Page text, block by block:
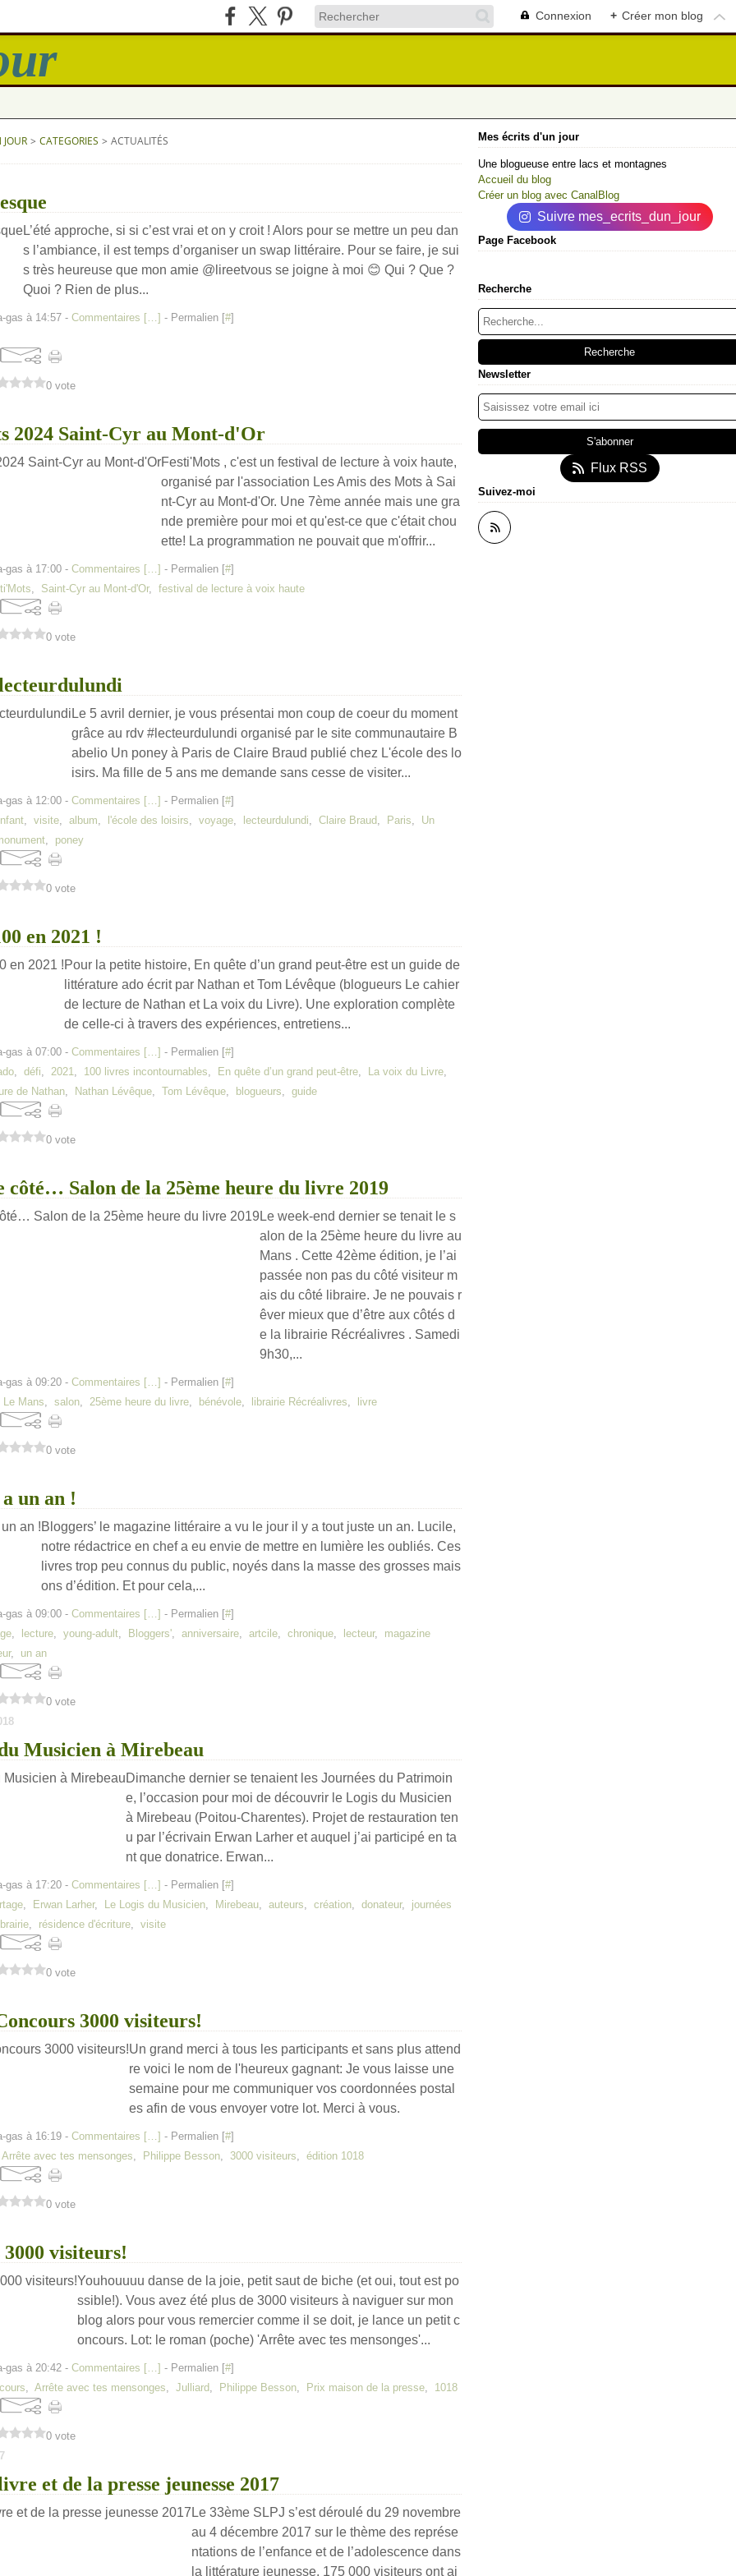
Connexion + Créer mon blog
> CATEGORIES > ACTUALITÉS
L’été approche, si si c’est vrai et on y croit ! Alors pour se mettre un peu dan
s l’ambiance, il est temps d’organiser un swap littéraire. Pour se faire, je sui
s très heureuse que mon amie @lireetvous se joigne à moi 😊 Qui ? Que ?
Quoi ? Rien de plus...
gas à 14:57 - Commentaires […] - Permalien [#]
0 vote
2024 Saint-Cyr au Mont-d'Or
Festi'Mots , c'est un festival de lecture à voix haute,
organisé par l'association Les Amis des Mots à Sai
nt-Cyr au Mont-d'Or. Une 7ème année mais une gra
nde première pour moi et qu'est-ce que c'était chou
ette! La programmation ne pouvait que m'offrir...
gas à 17:00 - Commentaires […] - Permalien [#]
, Saint-Cyr au Mont-d'Or, festival de lecture à voix haute
0 vote
Le 5 avril dernier, je vous présentai mon coup de coeur du moment
grâce au rdv #lecteurdulundi organisé par le site communautaire B
abelio Un poney à Paris de Claire Braud publié chez L'école des lo
isirs. Ma fille de 5 ans me demande sans cesse de visiter...
gas à 12:00 - Commentaires […] - Permalien [#]
, visite, album, l'école des loisirs, voyage, lecteurdulundi, Claire Braud, Paris, Un
, poney
0 vote
en 2021 !
Pour la petite histoire, En quête d’un grand peut-être est un guide de
littérature ado écrit par Nathan et Tom Lévêque (blogueurs Le cahier
de lecture de Nathan et La voix du Livre). Une exploration complète
de celle-ci à travers des expériences, entretiens...
gas à 07:00 - Commentaires […] - Permalien [#]
, défi, 2021, 100 livres incontournables, En quête d’un grand peut-être, La voix du Livre,
de Nathan, Nathan Lévêque, Tom Lévêque, blogueurs, guide
0 vote
côté… Salon de la 25ème heure du livre 2019
Le week-end dernier se tenait le s
alon de la 25ème heure du livre au
Mans . Cette 42ème édition, je l’ai
passée non pas du côté visiteur m
ais du côté libraire. Je ne pouvais r
êver mieux que d’être aux côtés d
e la librairie Récréalivres . Samedi
9h30,...
gas à 09:20 - Commentaires […] - Permalien [#]
Le Mans, salon, 25ème heure du livre, bénévole, librairie Récréalivres, livre
0 vote
un an !
Bloggers’ le magazine littéraire a vu le jour il y a tout juste un an. Lucile,
notre rédactrice en chef a eu envie de mettre en lumière les oubliés. Ces
livres trop peu connus du public, noyés dans la masse des grosses mais
ons d’édition. Et pour cela,...
gas à 09:00 - Commentaires […] - Permalien [#]
, lecture, young-adult, Bloggers', anniversaire, artcile, chronique, lecteur, magazine
, un an
0 vote
Musicien à Mirebeau
Dimanche dernier se tenaient les Journées du Patrimoin
e, l’occasion pour moi de découvrir le Logis du Musicien
à Mirebeau (Poitou-Charentes). Projet de restauration ten
u par l’écrivain Erwan Larher et auquel j’ai participé en ta
nt que donatrice. Erwan...
gas à 17:20 - Commentaires […] - Permalien [#]
, Erwan Larher, Le Logis du Musicien, Mirebeau, auteurs, création, donateur, journées
, résidence d'écriture, visite
0 vote
3000 visiteurs!
Un grand merci à tous les participants et sans plus attend
re voici le nom de l'heureux gagnant: Je vous laisse une
semaine pour me communiquer vos coordonnées postal
es afin de vous envoyer votre lot. Merci à vous.
gas à 16:19 - Commentaires […] - Permalien [#]
Arrête avec tes mensonges, Philippe Besson, 3000 visiteurs, édition 1018
0 vote
visiteurs!
Youhouuuu danse de la joie, petit saut de biche (et oui, tout est po
ssible!). Vous avez été plus de 3000 visiteurs à naviguer sur mon
blog alors pour vous remercier comme il se doit, je lance un petit c
oncours. Lot: le roman (poche) 'Arrête avec tes mensonges'...
gas à 20:42 - Commentaires […] - Permalien [#]
, Arrête avec tes mensonges, Julliard, Philippe Besson, Prix maison de la presse, 1018
0 vote
et de la presse jeunesse 2017
Le 33ème SLPJ s’est déroulé du 29 novembre
au 4 décembre 2017 sur le thème des représe
ntations de l’enfance et de l’adolescence dans
la littérature jeunesse. 175 000 visiteurs ont ai
Mes écrits d'un jour
Une blogueuse entre lacs et montagnes
Accueil du blog
Créer un blog avec CanalBlog
Suivre mes_ecrits_dun_jour
Page Facebook
Recherche
Newsletter
Flux RSS
Suivez-moi